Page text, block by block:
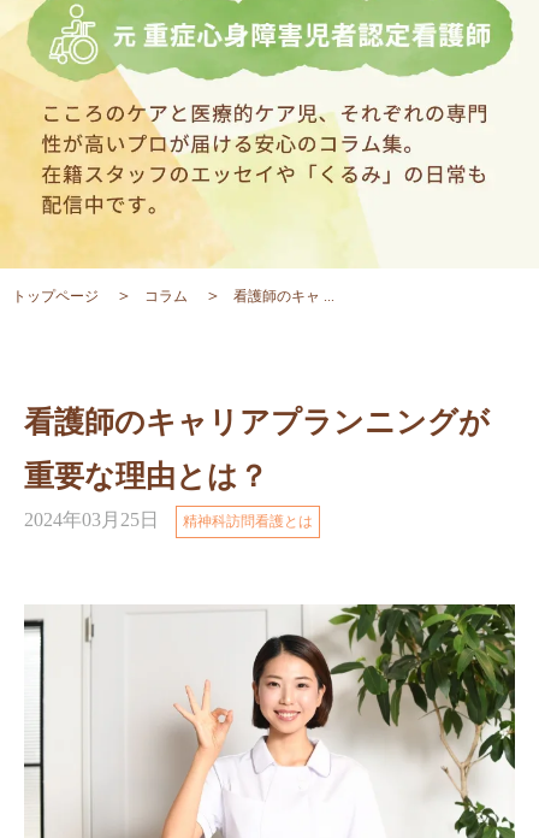
トップページ コラム 看護師のキャ ...
看護師のキャリアプランニングが
重要な理由とは？
2024年03月25日 精神科訪問看護とは